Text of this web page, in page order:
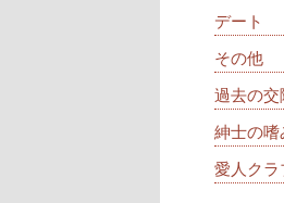
デート
その他
過去の交
紳士の嗜
愛人クラ